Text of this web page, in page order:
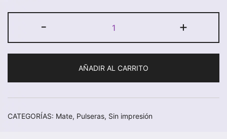
-
bandera
sin
cantidad
+
AÑADIR AL CARRITO
CATEGORÍAS: Mate, Pulseras, Sin impresión